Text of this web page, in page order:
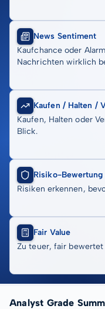
News Sentiment
Kaufchance oder
Nachrichten wirklich
Kaufen / Halten /
Kaufen, Halten oder
Blick.
Risiko-Bewertung
Risiken erkennen,
Fair Value
Zu teuer, fair
Analyst Grade